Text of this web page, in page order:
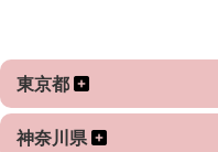
※色味などは撮影時にご相
デザインの仕事もしてお
＊＊＊＊＊撮影情報＊＊
対応可能なエリアはプロ
東京都
神奈川県